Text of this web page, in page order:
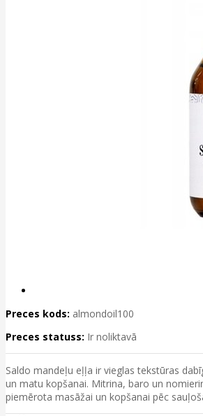
Preces kods: almondoil100
Preces statuss: Ir noliktavā
Saldo mandeļu eļļa ir vieglas tekstūras
un matu kopšanai. Mitrina, baro un
piemērota masāžai un kopšanai pēc